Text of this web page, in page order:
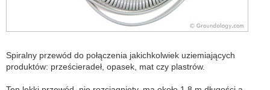
Spiralny przewód do połączenia jakichkolwiek uziemiających
produktów: prześcieradeł, opasek, mat czy plastrów.